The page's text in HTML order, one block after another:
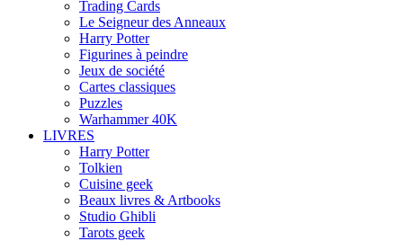
Trading Cards
Le Seigneur des Anneaux
Harry Potter
Figurines à peindre
Jeux de société
Cartes classiques
Puzzles
Warhammer 40K
LIVRES
Harry Potter
Tolkien
Cuisine geek
Beaux livres & Artbooks
Studio Ghibli
Tarots geek